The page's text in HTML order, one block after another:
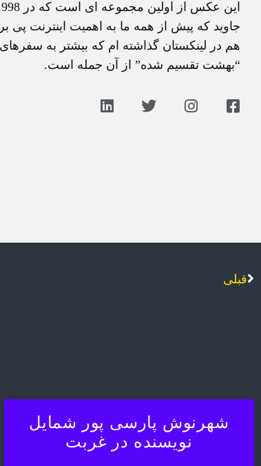
جاويد که پيش از همه ما به اهميت اينترنت پی
هم در لينکستان گذاشته ام که بيشتر به
“بهشت تقسيم شده” از آن جمله است.
قبلی
شهرنوش پارسی پور شمایل
نویسنده در غربت